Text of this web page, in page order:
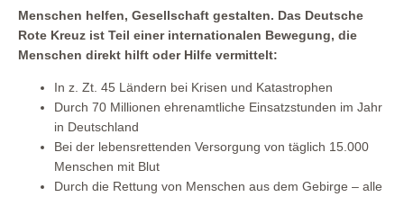
Menschen helfen, Gesellschaft gestalten. Das Deutsche
Rote Kreuz ist Teil einer internationalen Bewegung, die
Menschen direkt hilft oder Hilfe vermittelt:
In z. Zt. 45 Ländern bei Krisen und Katastrophen
Durch 70 Millionen ehrenamtliche Einsatzstunden im Jahr
in Deutschland
Bei der lebensrettenden Versorgung von täglich 15.000
Menschen mit Blut
Durch die Rettung von Menschen aus dem Gebirge – alle